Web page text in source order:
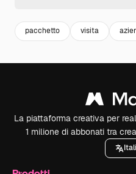
pacchetto visita
La piattaforma creativa per
1 milione di abbonati tra